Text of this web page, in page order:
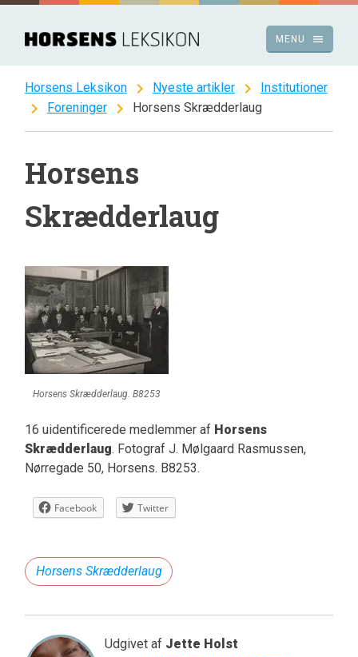
Spring
indhold
menu
MENU
Horsens Leksikon chevron_right Nyeste artikler chevron_right Institutioner
chevron_right Foreninger chevron_right Horsens Skrædderlaug
Horsens
Skrædderlaug
Horsens Skrædderlaug. B8253
16 uidentificerede medlemmer af Horsens
Skrædderlaug. Fotograf J. Mølgaard Rasmussen,
Nørregade 50, Horsens. B8253.
Facebook Twitter
Horsens Skrædderlaug
Udgivet af Jette Holst